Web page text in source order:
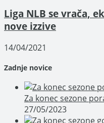
Liga NLB se vrača,
nove izzive
14/04/2021
Zadnje novice
Za konec sezone
27/05/2023